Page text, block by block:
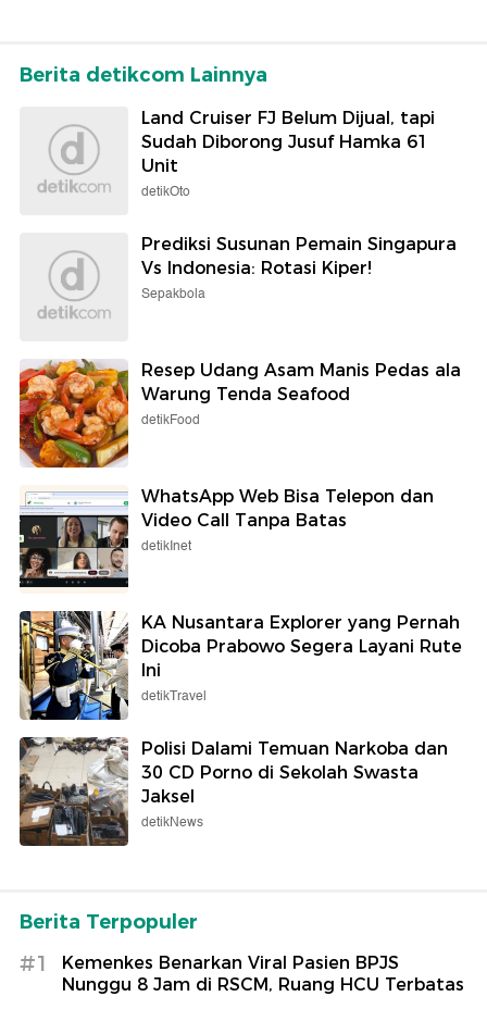
Berita detikcom Lainnya
Land Cruiser FJ Belum Dijual, tapi
Sudah Diborong Jusuf Hamka 61
Unit
detikOto
Prediksi Susunan Pemain Singapura
Vs Indonesia: Rotasi Kiper!
Sepakbola
Resep Udang Asam Manis Pedas ala
Warung Tenda Seafood
detikFood
WhatsApp Web Bisa Telepon dan
Video Call Tanpa Batas
detikInet
KA Nusantara Explorer yang Pernah
Dicoba Prabowo Segera Layani Rute
Ini
detikTravel
Polisi Dalami Temuan Narkoba dan
30 CD Porno di Sekolah Swasta
Jaksel
detikNews
Berita Terpopuler
#1
Kemenkes Benarkan Viral Pasien BPJS
Nunggu 8 Jam di RSCM, Ruang HCU Terbatas